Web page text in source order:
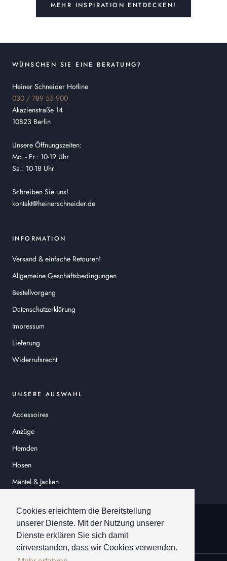
Cookies erleichtern die Bereitstellung
unserer Dienste. Mit der Nutzung unserer
Dienste erklären Sie sich damit
einverstanden, dass wir Cookies verwenden.
MEHR INSPIRATION ENTDECKEN!
WÜNSCHEN SIE EINE BERATUNG?
Heiner Schneider Hotline
030 / 789 55 900
Akazienstraße 14
10823 Berlin
Unsere Öffnungszeiten:
Mo. - Fr.: 10-19 Uhr
Sa.: 10-18 Uhr
Schreiben Sie uns!
kontakt@heinerschneider.de
INFORMATION
Versand & einfache Retouren!
Allgemeine Geschäftsbedingungen
Bestellvorgang
Datenschutzerklärung
Impressum
Lieferung
Widerrufsrecht
UNSERE AUSWAHL
Accessoires
Anzüge
Hemden
Hosen
Mäntel & Jacken
© HEINER SCHNEIDER